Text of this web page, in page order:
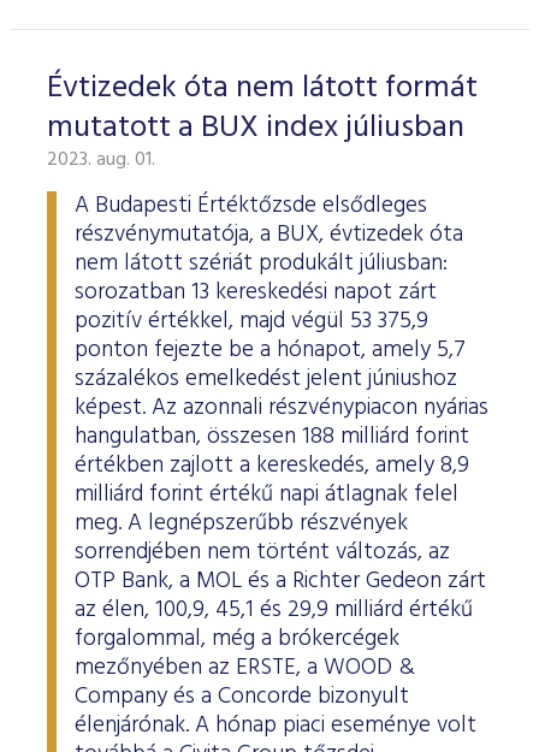
Évtizedek óta nem látott formát
mutatott a BUX index júliusban
2023. aug. 01.
A Budapesti Értéktőzsde elsődleges
részvénymutatója, a BUX, évtizedek óta
nem látott szériát produkált júliusban:
sorozatban 13 kereskedési napot zárt
pozitív értékkel, majd végül 53 375,9
ponton fejezte be a hónapot, amely 5,7
százalékos emelkedést jelent júniushoz
képest. Az azonnali részvénypiacon nyárias
hangulatban, összesen 188 milliárd forint
értékben zajlott a kereskedés, amely 8,9
milliárd forint értékű napi átlagnak felel
meg. A legnépszerűbb részvények
sorrendjében nem történt változás, az
OTP Bank, a MOL és a Richter Gedeon zárt
az élen, 100,9, 45,1 és 29,9 milliárd értékű
forgalommal, még a brókercégek
mezőnyében az ERSTE, a WOOD &
Company és a Concorde bizonyult
élenjárónak. A hónap piaci eseménye volt